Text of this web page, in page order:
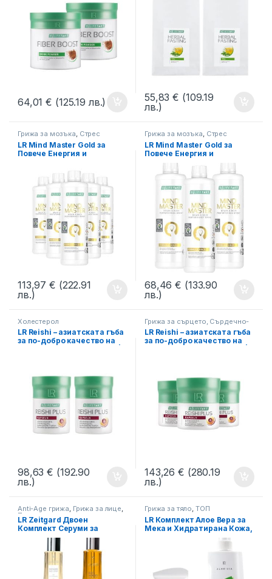
64,01€ (125.19 лв.) 55,83€ (109.19
лв.)
Грижа за мозъка, Стрес
LR Mind Master Gold за
Повече Енергия и
Петорен комплект
113,97€ (222.91
лв.)
Грижа за мозъка, Стрес
LR Mind Master Gold за
Повече Енергия и
Работоспособност, Троен
комплект
68,46€ (133.90
лв.)
Холестерол
LR Reishi – азиатската гъба
за по-добро качество на
98,63€ (192.90
лв.)
Грижа за сърцето, Сърдечно-
Съдова система ,Холестерол
LR Reishi – азиатската гъба
за по-добро качество на
143,26€ (280.19
лв.)
Anti-Age грижа, Грижа за лице,
Почистване на лице
LR Zeitgard Двоен
Комплект Серуми за
Специална Грижа за
Кожата, Свободен избор
Грижа за тяло, ТОП
предложения
LR Комплект Алое Вера за
Мека и Хидратирана Кожа,
При Всякакви Кожни